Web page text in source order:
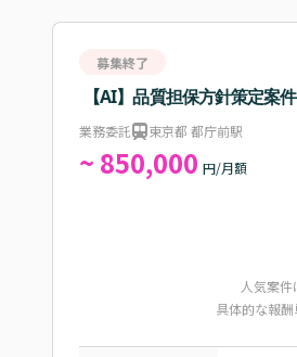
募集終了
【AI】品質担保方針策定案件
業務委託 東京都 都庁前駅
~ 850,000 円/月額
人気案
具体的な報